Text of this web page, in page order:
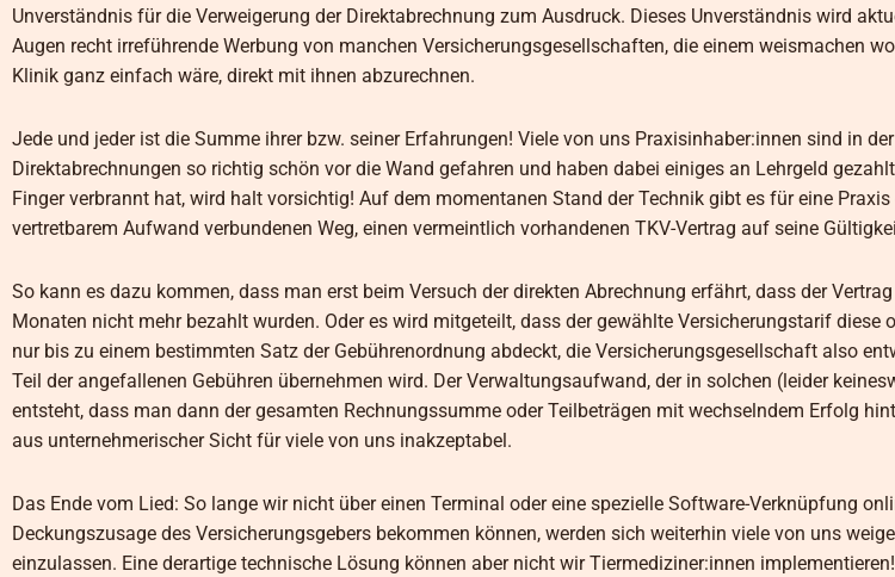
Unverständnis für die Verweigerung der Direktabrechnung zum Ausdruck. Dieses Unverständnis wird
Augen recht irreführende Werbung von manchen Versicherungsgesellschaften, die einem weismachen
Klinik ganz einfach wäre, direkt mit ihnen abzurechnen.
Jede und jeder ist die Summe ihrer bzw. seiner Erfahrungen! Viele von uns Praxisinhaber:innen sind in
Direktabrechnungen so richtig schön vor die Wand gefahren und haben dabei einiges an Lehrgeld
Finger verbrannt hat, wird halt vorsichtig! Auf dem momentanen Stand der Technik gibt es für eine
vertretbarem Aufwand verbundenen Weg, einen vermeintlich vorhandenen TKV-Vertrag auf seine
So kann es dazu kommen, dass man erst beim Versuch der direkten Abrechnung erfährt, dass der
Monaten nicht mehr bezahlt wurden. Oder es wird mitgeteilt, dass der gewählte Versicherungstarif diese
nur bis zu einem bestimmten Satz der Gebührenordnung abdeckt, die Versicherungsgesellschaft also
Teil der angefallenen Gebühren übernehmen wird. Der Verwaltungsaufwand, der in solchen (leider
entsteht, dass man dann der gesamten Rechnungssumme oder Teilbeträgen mit wechselndem Erfolg
aus unternehmerischer Sicht für viele von uns inakzeptabel.
Das Ende vom Lied: So lange wir nicht über einen Terminal oder eine spezielle Software-Verknüpfung
Deckungszusage des Versicherungsgebers bekommen können, werden sich weiterhin viele von uns
einzulassen. Eine derartige technische Lösung können aber nicht wir Tiermediziner:innen